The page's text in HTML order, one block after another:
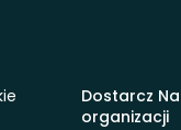
Dostarcz
organizacji